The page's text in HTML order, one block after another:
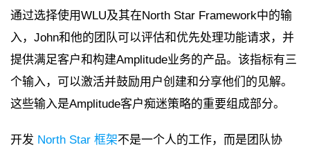
通过选择使用WLU及其在North Star Framework中的输
入，John和他的团队可以评估和优先处理功能请求，并
提供满足客户和构建Amplitude业务的产品。该指标有三
个输入，可以激活并鼓励用户创建和分享他们的见解。
这些输入是Amplitude客户痴迷策略的重要组成部分。
开发 North Star 框架不是一个人的工作，而是团队协